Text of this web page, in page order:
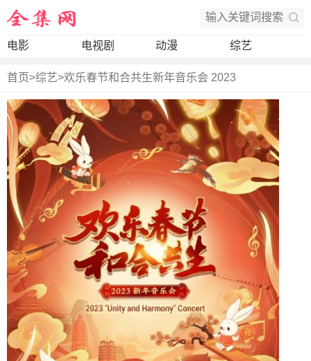
电影 电视剧 动漫 综艺
首页>综艺>欢乐春节和合共生新年音乐会 2023